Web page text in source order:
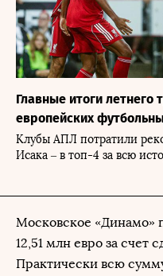
Главные итоги летнего
европейских
Клубы АПЛ потратили
Исака – в топ-4 за всю
Московское «Динамо»
12,51 млн евро за счет
Практически всю